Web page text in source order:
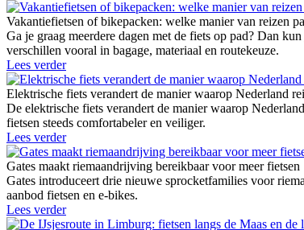
Vakantiefietsen of bikepacken: welke manier van reizen
Ga je graag meerdere dagen met de fiets op pad? Dan
verschillen vooral in bagage, materiaal en routekeuze.
Lees verder
Elektrische fiets verandert de manier waarop Nederland
De elektrische fiets verandert de manier waarop
fietsen steeds comfortabeler en veiliger.
Lees verder
Gates maakt riemaandrijving bereikbaar voor meer fietsen
Gates introduceert drie nieuwe sprocketfamilies voor
aanbod fietsen en e-bikes.
Lees verder